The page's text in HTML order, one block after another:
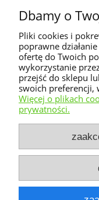
zawiera
Dbamy o
Pliki cookies i
poprawne
ofertę do Twoich
wykorzystanie
przejść do sklepu
swoich preferencji,
Więcej o plikach
prywatności.